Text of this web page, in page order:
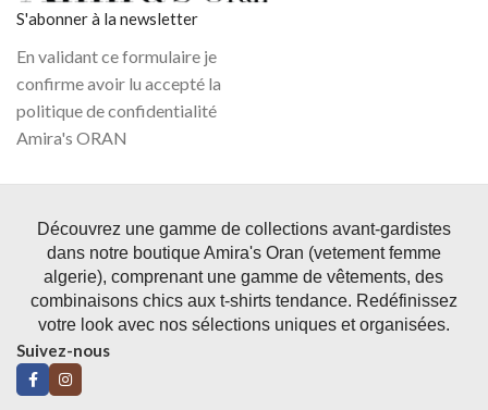
S'abonner à la newsletter
En validant ce formulaire je
confirme avoir lu accepté la
politique de confidentialité
Amira's ORAN
Découvrez une gamme de collections avant-gardistes
dans notre boutique Amira's Oran (vetement femme
algerie), comprenant une gamme de vêtements, des
combinaisons chics aux t-shirts tendance. Redéfinissez
votre look avec nos sélections uniques et organisées.
Suivez-nous